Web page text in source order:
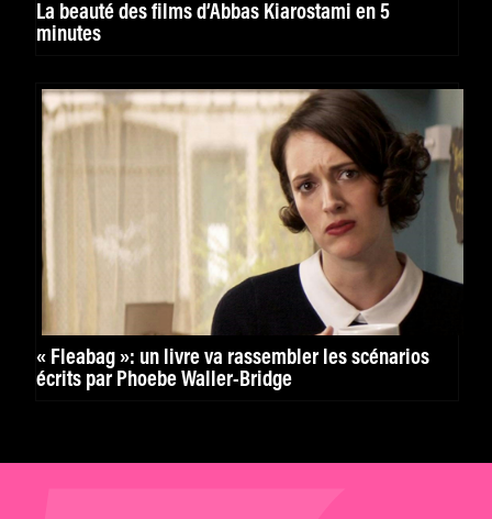
La beauté des films d’Abbas Kiarostami en 5
minutes
« Fleabag »: un livre va rassembler les scénarios
écrits par Phoebe Waller-Bridge